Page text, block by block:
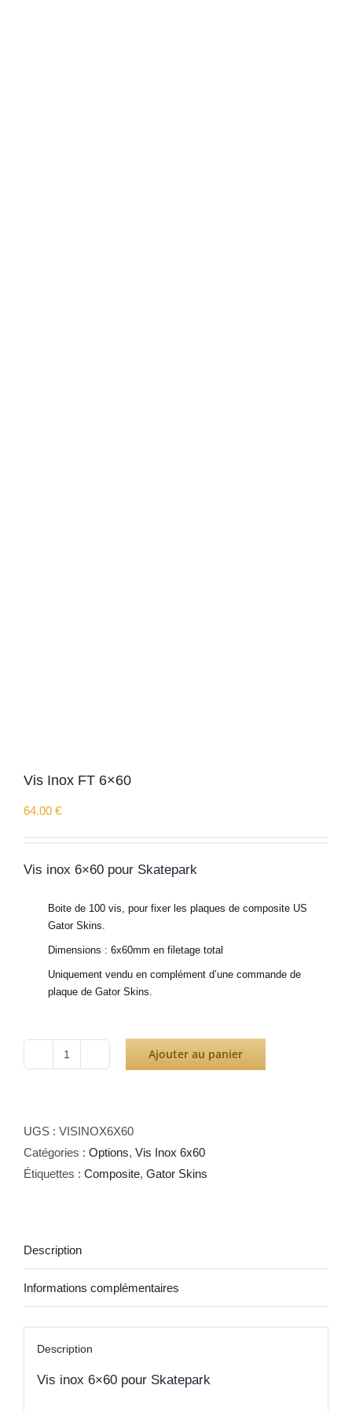
Vis Inox FT 6×60
64.00 €
Vis inox 6×60 pour Skatepark
Boite de 100 vis, pour fixer les plaques de composite US
Gator Skins.
Dimensions : 6x60mm en filetage total
Uniquement vendu en complément d’une commande de
plaque de Gator Skins.
Inox
FT
6x60
Ajouter au panier
UGS : VISINOX6X60
Catégories : Options, Vis Inox 6x60
Étiquettes : Composite, Gator Skins
Description
Informations complémentaires
Description
Vis inox 6×60 pour Skatepark